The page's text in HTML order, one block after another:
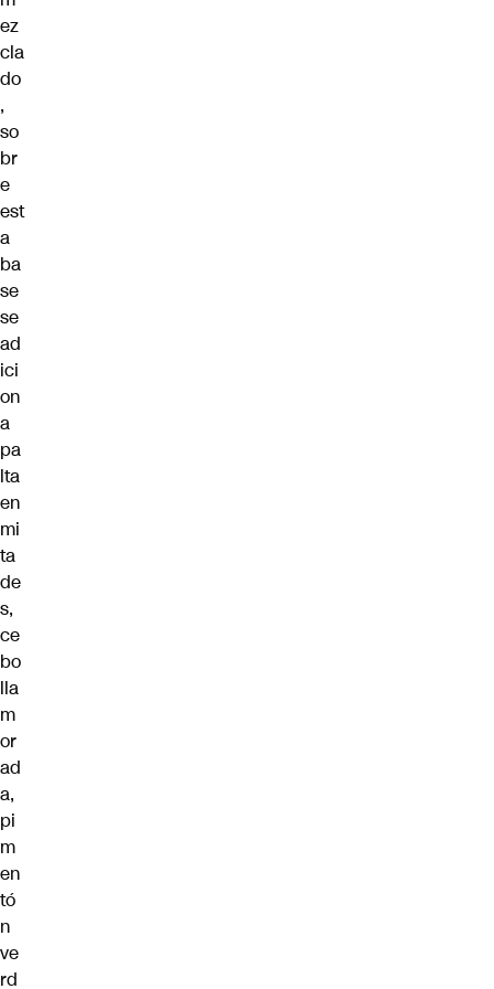
ez
cla
do
,
so
br
e
est
a
ba
se
se
ad
ici
on
a
pa
lta
en
mi
ta
de
s,
ce
bo
lla
m
or
ad
a,
pi
m
en
tó
n
ve
rd